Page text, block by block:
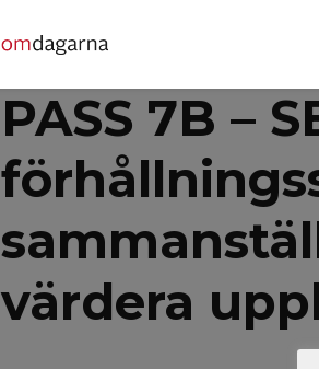
PASS 7B –
värdera